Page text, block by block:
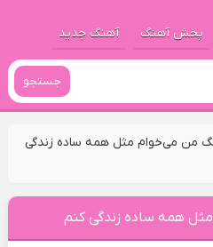
پخش آهنگ آهنگ جدید
جستجو
من می‌خوام مثل همه ساده زندگی
همه ساده زندگی کنم